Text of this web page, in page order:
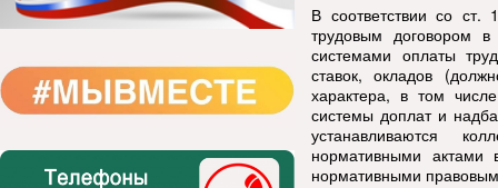
В соответствии со ст.
трудовым договором в
системами оплаты
ставок, окладов
характера, в том
системы доплат и
устанавливаются
нормативными актами
нормативными